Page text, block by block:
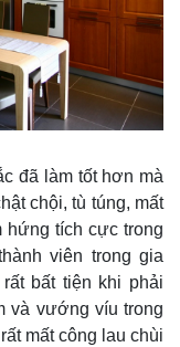
khoán
đã làm tốt hơn mà
chội, tù túng, mất
tích cực trong
viên trong gia
bất tiện khi phải
và vướng víu trong
mất công lau chùi